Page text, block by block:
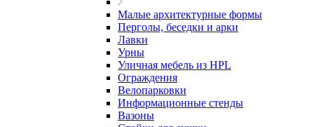
Малые архитектурные формы
Перголы, беседки и арки
Лавки
Урны
Уличная мебель из HPL
Ограждения
Велопарковки
Информационные стенды
Вазоны